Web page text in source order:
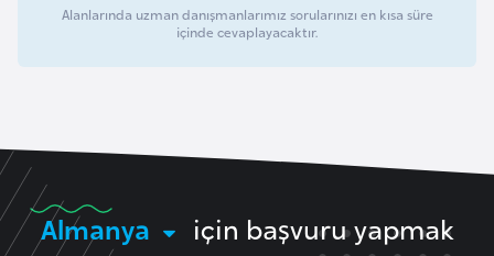
Alanlarında uzman danışmanlarımız sorularınızı en kısa süre
içinde cevaplayacaktır.
Almanya
için başvuru yapmak
e
k
B